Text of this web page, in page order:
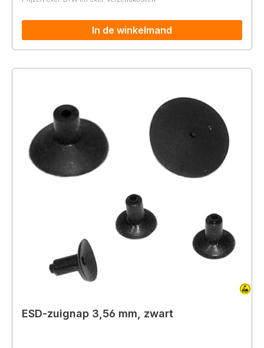
In de winkelmand
ESD-zuignap 3,56 mm, zwart